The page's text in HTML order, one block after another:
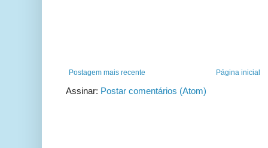
Postagem mais recente Página inicial
Assinar: Postar comentários (Atom)